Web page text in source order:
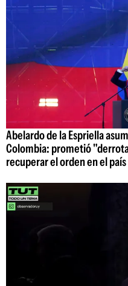
Abelardo de la Espriella
Colombia: prometió
recuperar el orden en el país